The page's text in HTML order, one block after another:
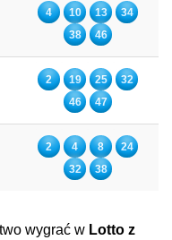
4 10 13
34
38
46
2 19 25
32
46
47
2 4 8
24
32
38
wygrać w Lotto z